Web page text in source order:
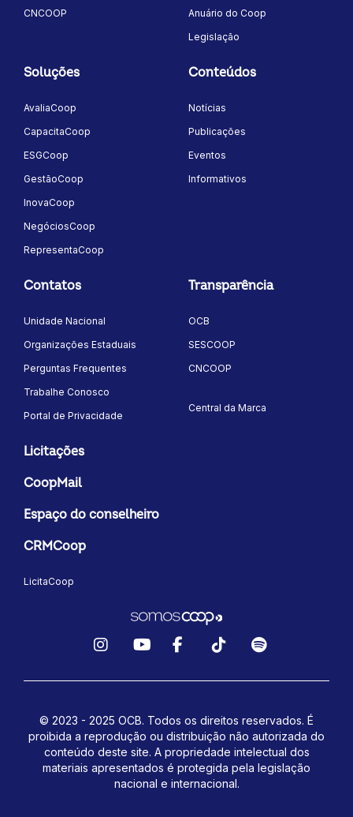
CNCOOP
Anuário do Coop
Legislação
Soluções
AvaliaCoop
CapacitaCoop
ESGCoop
GestãoCoop
InovaCoop
NegóciosCoop
RepresentaCoop
Conteúdos
Notícias
Publicações
Eventos
Informativos
Contatos
Unidade Nacional
Organizações Estaduais
Perguntas Frequentes
Trabalhe Conosco
Portal de Privacidade
Transparência
OCB
SESCOOP
CNCOOP
Central da Marca
Licitações
CoopMail
Espaço do conselheiro
CRMCoop
LicitaCoop
© 2023 - 2025 OCB. Todos os direitos reservados. É
proibida a reprodução ou distribuição não autorizada do
conteúdo deste site. A propriedade intelectual dos
materiais apresentados é protegida pela legislação
nacional e internacional.